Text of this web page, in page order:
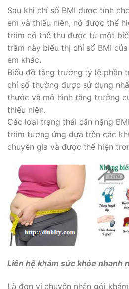
Sau khi chỉ số BMI được tính
em và thiếu niên, nó được thể
trăm có thể thu được từ một
trăm này biểu thị chỉ số BMI
em khác.
Biểu đồ tăng trưởng tỷ lệ phần
chỉ số thường được sử dụng
thước và mô hình tăng trưởng
thiếu niên.
Các loại trạng thái cân nặng
trăm tương ứng dựa trên các
chuyên gia và được thể hiện
Liên hệ khám sức khỏe nhanh
Là đơn vị chuyên nhận gói